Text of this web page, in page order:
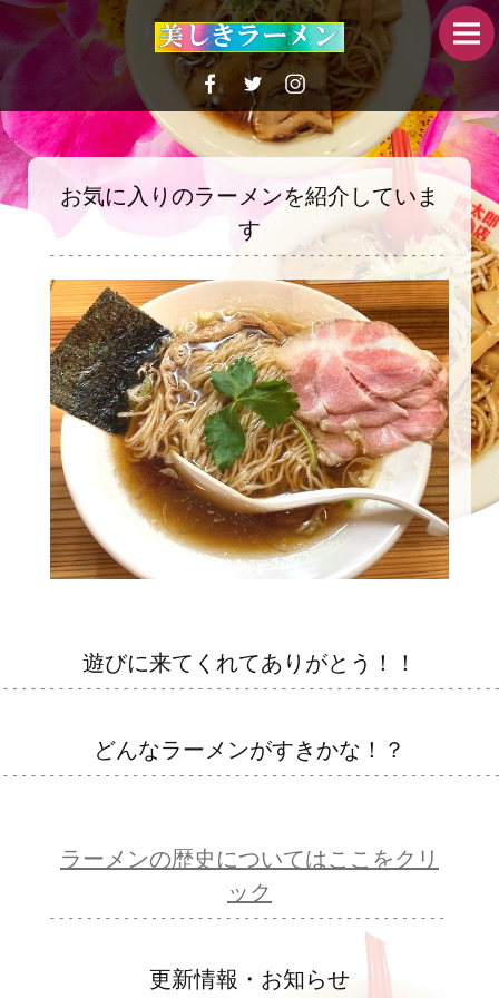
お気に入りのラーメンを紹介していま
す
遊びに来てくれてありがとう！！
どんなラーメンがすきかな！？
ラーメンの歴史についてはここをクリ
ック
更新情報・お知らせ